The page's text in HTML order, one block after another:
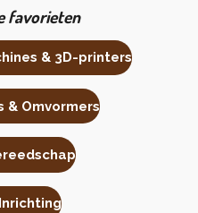
favorieten
& 3D-printers
& Omvormers